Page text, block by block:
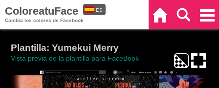
ColoreatuFace
Cambia los colores de Facebook
ES
Plantilla: Yumekui Merry
Vista previa de la plantilla para FaceBook